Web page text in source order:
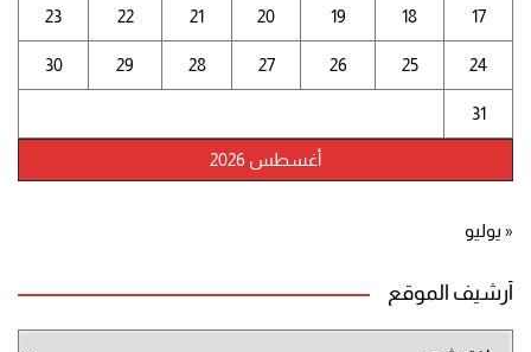
أغسطس 2026
17
18
19
20
21
22
23
24
25
26
27
28
29
30
31
« يوليو
أرشيف الموقع